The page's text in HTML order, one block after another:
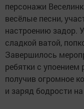
персонажи
весёлые песни,
настроению задор.
сладкой ватой,
Завершилось
ребятки с упоением
получив огромное
и заряд бодрости